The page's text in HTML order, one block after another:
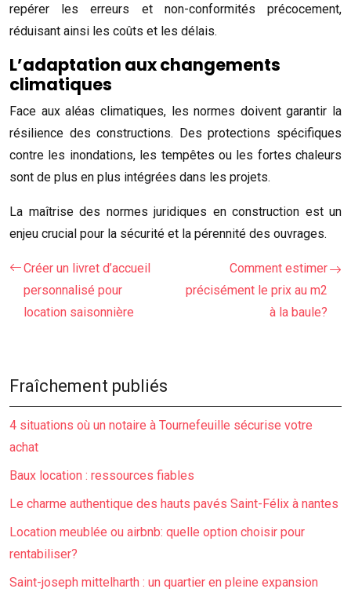
repérer les erreurs et non-conformités précocement,
réduisant ainsi les coûts et les délais.
L’adaptation aux changements
climatiques
Face aux aléas climatiques, les normes doivent garantir la
résilience des constructions. Des protections spécifiques
contre les inondations, les tempêtes ou les fortes chaleurs
sont de plus en plus intégrées dans les projets.
La maîtrise des normes juridiques en construction est un
enjeu crucial pour la sécurité et la pérennité des ouvrages.
Créer un livret d’accueil
personnalisé pour
location saisonnière
Comment estimer
précisément le prix au m2
à la baule?
Fraîchement publiés
4 situations où un notaire à Tournefeuille sécurise votre
achat
Baux location : ressources fiables
Le charme authentique des hauts pavés Saint-Félix à nantes
Location meublée ou airbnb: quelle option choisir pour
rentabiliser?
Saint-joseph mittelharth : un quartier en pleine expansion